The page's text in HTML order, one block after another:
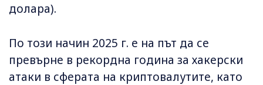
долара).
По този начин 2025 г. е на път да се
превърне в рекордна година за хакерски
атаки в сферата на криптовалутите, като